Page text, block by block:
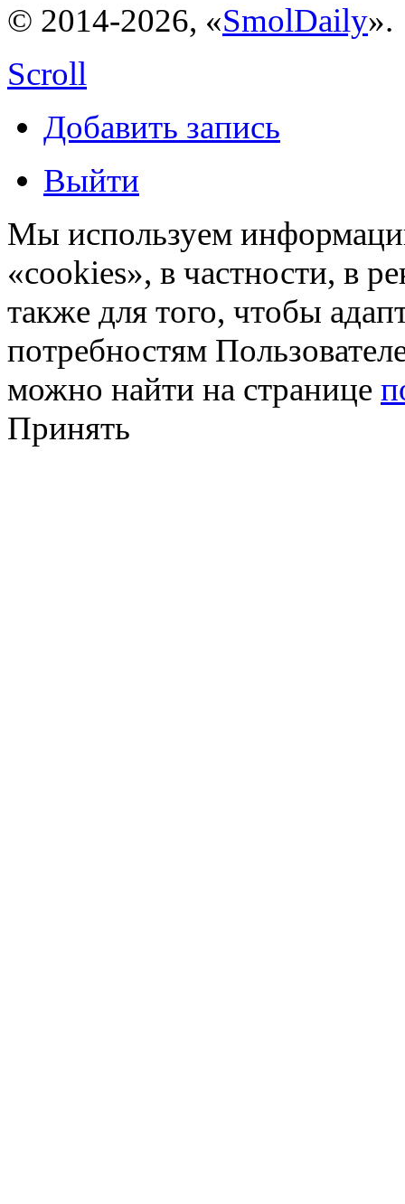
© 2014-2026, «SmolDaily».
Scroll
Добавить запись
Выйти
Мы используем
«cookies», в частности, в
также для того, чтобы
потребностям
можно найти на странице
Принять